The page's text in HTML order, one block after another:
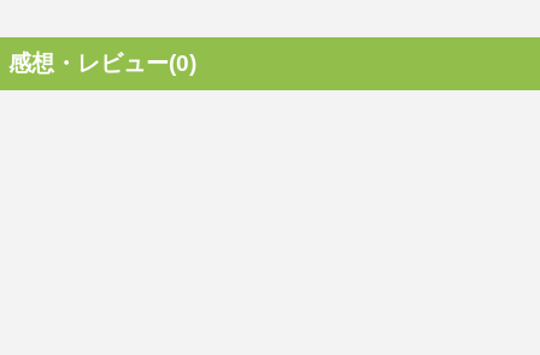
感想・レビュー(0)